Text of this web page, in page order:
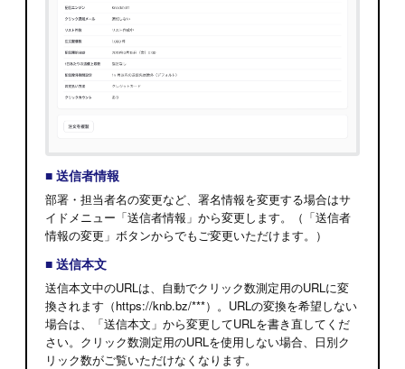
■ 送信者情報
部署・担当者名の変更など、署名情報を変更する場合はサ
イドメニュー「送信者情報」から変更します。（「送信者
情報の変更」ボタンからでもご変更いただけます。）
■ 送信本文
送信本文中のURLは、自動でクリック数測定用のURLに変
換されます（https://knb.bz/***）。URLの変換を希望しない
場合は、「送信本文」から変更してURLを書き直してくだ
さい。クリック数測定用のURLを使用しない場合、日別ク
リック数がご覧いただけなくなります。